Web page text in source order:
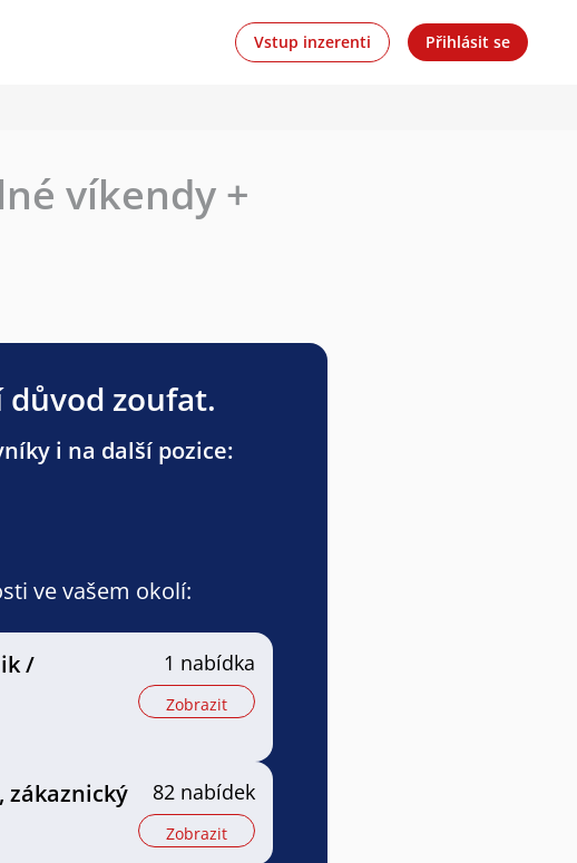
Vstup inzerenti Přihlásit se
víkendy +
důvod zoufat.
i na další pozice:
ve vašem okolí:
/
1 nabídka
Zobrazit
82 nabídek
Zobrazit